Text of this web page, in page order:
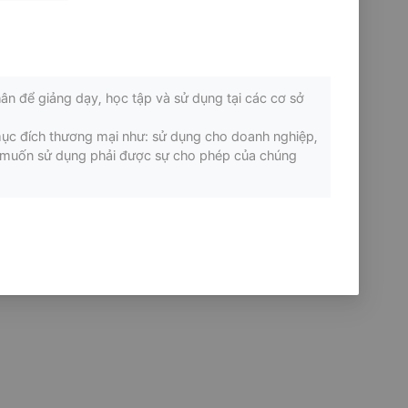
để giảng dạy, học tập và sử dụng tại các cơ sở
đích thương mại như: sử dụng cho doanh nghiệp,
sử dụng phải được sự cho phép của chúng